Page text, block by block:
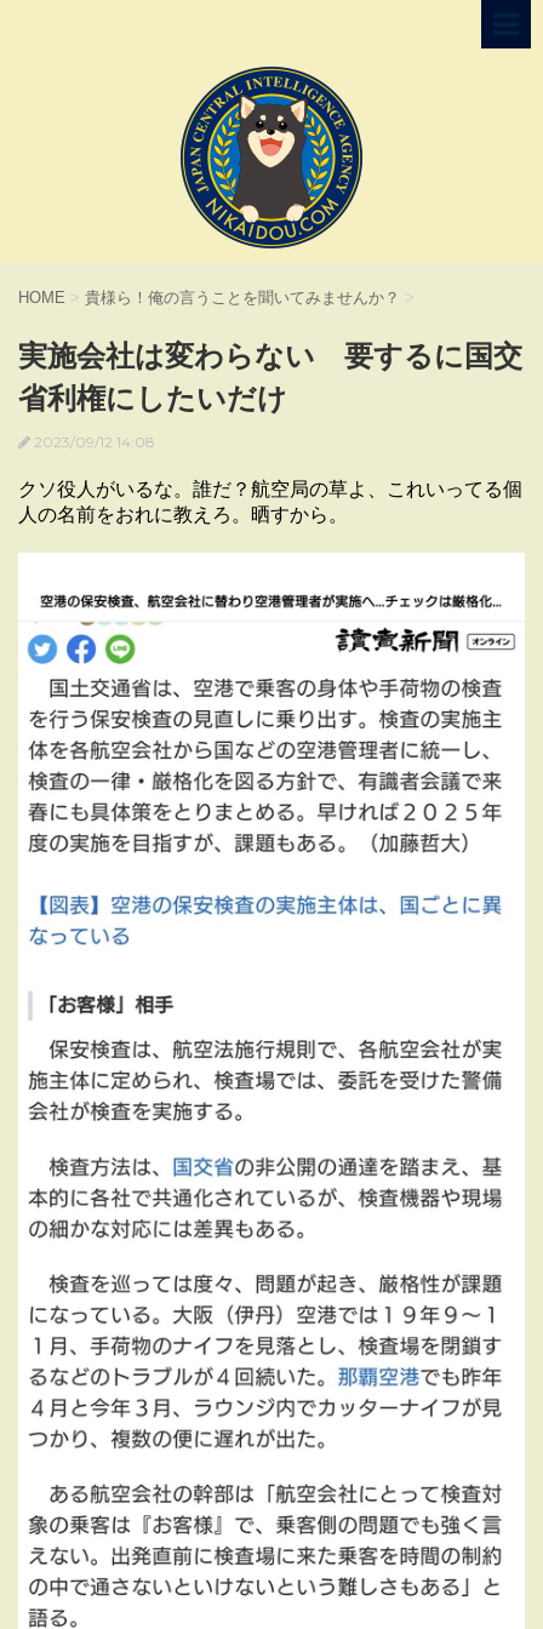
HOME > 貴様ら！俺の言うことを聞いてみませんか？ >
実施会社は変わらない 要するに国交
省利権にしたいだけ
2023/09/12 14:08
クソ役人がいるな。誰だ？航空局の草よ、これいってる個
人の名前をおれに教えろ。晒すから。